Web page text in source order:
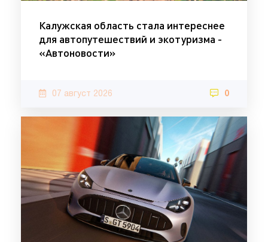
Калужская область стала интереснее
для автопутешествий и экотуризма -
«Автоновости»
07 август 2026 0